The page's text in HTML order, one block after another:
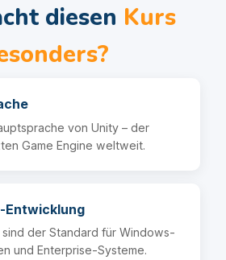
diesen Kurs
von Unity – der
Game Engine weltweit.
Entwicklung
sind der Standard für Windows-
und Enterprise-Systeme.